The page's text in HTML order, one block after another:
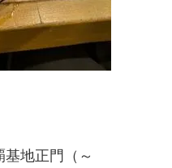
地正門（～